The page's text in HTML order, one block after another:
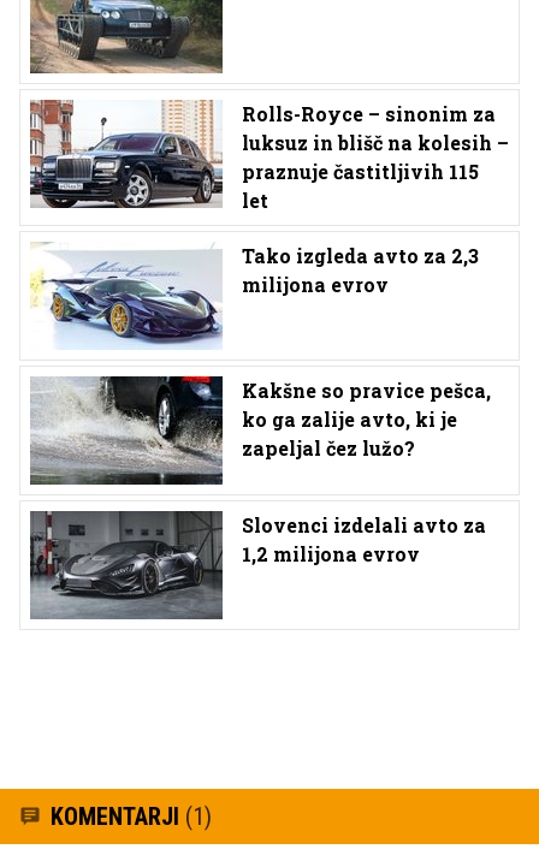
Rolls-Royce – sinonim za
luksuz in blišč na kolesih –
praznuje častitljivih 115
let
Tako izgleda avto za 2,3
milijona evrov
Kakšne so pravice pešca,
ko ga zalije avto, ki je
zapeljal čez lužo?
Slovenci izdelali avto za
1,2 milijona evrov
KOMENTARJI (1)